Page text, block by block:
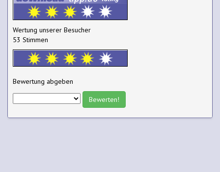
Wertung unserer Besucher
53 Stimmen
Bewertung abgeben